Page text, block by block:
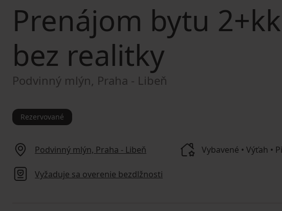
Prenájom bytu
bez realitky
Podvinný mlýn, Praha - Libeň
Rezervované
Podvinný mlýn, Praha - Libeň Vybavené • Výťah •
Vyžaduje sa overenie bezdlžnosti